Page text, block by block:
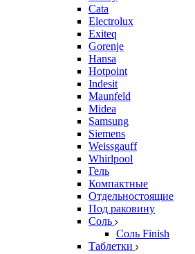
Cata
Electrolux
Exiteq
Gorenje
Hansa
Hotpoint
Indesit
Maunfeld
Midea
Samsung
Siemens
Weissgauff
Whirlpool
Гель
Компактные
Отдельностоящие
Под раковину
Соль
Соль Finish
Таблетки